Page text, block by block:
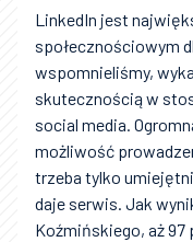
LinkedIn jest
społecznościowym
wspomnieliśmy,
skutecznością w
social media.
możliwość
trzeba tylko
daje serwis. Jak
Koźmińskiego, aż 97